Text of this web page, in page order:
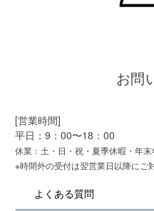
お問
[営業時間]
平日：9：00〜18：00
休業：土・日・祝・夏季休暇・年末
※時間外の受付は翌営業日以降にご
よくある質問